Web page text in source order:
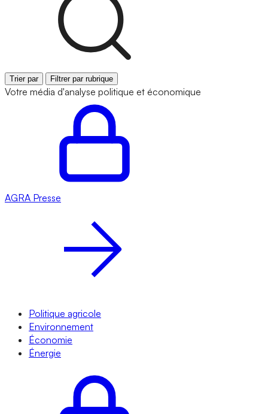
Trier par Filtrer par rubrique
Votre média d'analyse politique et économique
AGRA Presse
Politique agricole
Environnement
Économie
Énergie